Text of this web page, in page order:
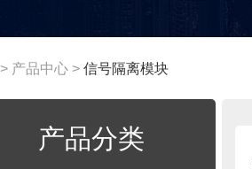
> 产品中心 > 信号隔离模块
产品分类